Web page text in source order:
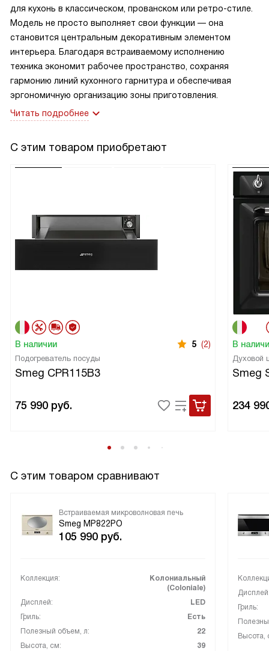
для кухонь в классическом, прованском или ретро-стиле.
Модель не просто выполняет свои функции — она
становится центральным декоративным элементом
интерьера. Благодаря встраиваемому исполнению
техника экономит рабочее пространство, сохраняя
гармонию линий кухонного гарнитура и обеспечивая
эргономичную организацию зоны приготовления.
Читать подробнее
С этим товаром приобретают
В наличии 5 (2)
Подогреватель посуды
Smeg CPR115B3
75 990 руб.
В
Духовой
Smeg
234
С этим товаром сравнивают
Встраиваемая микроволновая печь
Smeg MP822PO
105 990 руб.
Коллекция:
Колониальный
(Coloniale)
Дисплей:
LED
Гриль:
Есть
Полезный объем, л:
22
Высота, см:
39
Гриль:
Высота,